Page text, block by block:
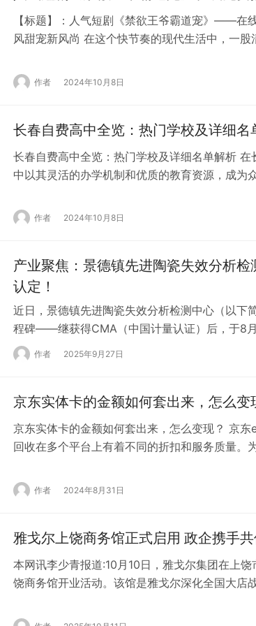
【标题】：人气短剧《禁欲王爷霸道宠》——在
风甜宠新风尚 在这个快节奏的现代生活中，一
剧，自上线以来便迅速俘获了众多观众的心。如
已全面开启在线免费播放高清全集模式，让每一
作者 2024年10月8日
长春自费高中全览：热门学校及详细名
长春自费高中全览：热门学校及详细名单解析
中以其灵活的办学机制和优质的教育资源，成为
量、教学成就等方面，帮助您全面了解这些学校
作者 2024年10月8日
产业聚焦：景德镇先进陶瓷失效分析
认定！
近日，景德镇先进陶瓷失效分析检测中心（以下
程碑——继获得CMA（中国计量认证）后，于8
评定国家认可委员会）现场评审，并于9月25日
表征…
作者 2025年9月27日
京东实体卡的金额如何套出来，怎么变
京东实体卡的金额如何套出来，怎么变现？ 京
回收在多个平台上有着不同的折扣和服务质量。
合适的京东e卡回收平台是一个涉及多方面考量的
作者 2024年8月31日
雅戈尔上饶商务馆正式启用 政企携手
本网讯李少青报道:10月10日，雅戈尔集团在上
饶商务馆开业活动。该馆是雅戈尔深化全国大店
责人、企业代表及各界嘉宾百余人出席活动。 据